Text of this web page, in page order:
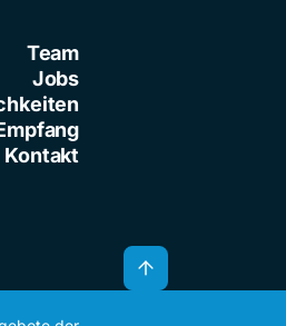
Team
Jobs
Kontakt